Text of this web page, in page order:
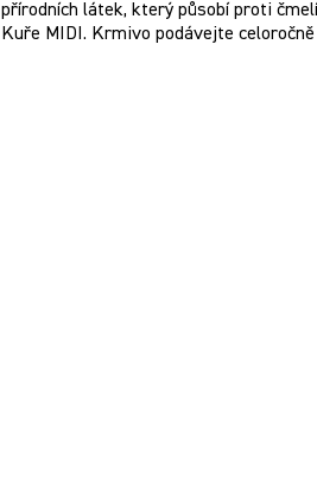
přírodních látek, který působí proti
Kuře MIDI. Krmivo podávejte